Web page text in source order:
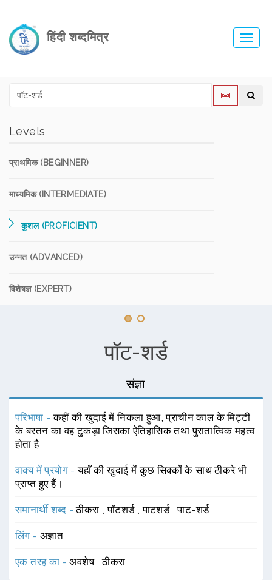
हिंदी शब्दमित्र
Levels
प्राथमिक (BEGINNER)
माध्यमिक (INTERMEDIATE)
कुशल (PROFICIENT)
उन्नत (ADVANCED)
विशेषज्ञ (EXPERT)
पॉट-शर्ड
संज्ञा
परिभाषा -कहीं की खुदाई में निकला हुआ, प्राचीन काल के मिट्टी
के बरतन का वह टुकड़ा जिसका ऐतिहासिक तथा पुरातात्विक महत्व
होता है
वाक्य में प्रयोग -यहाँ की खुदाई में कुछ सिक्कों के साथ ठीकरे भी
प्राप्त हुए हैं।
समानार्थी शब्द -ठीकरा ,पॉटशर्ड ,पाटशर्ड ,पाट-शर्ड
लिंग - अज्ञात
एक तरह का -अवशेष ,ठीकरा